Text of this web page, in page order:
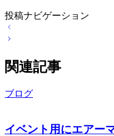
投稿ナビゲーション
関連記事
ブログ
イベント用にエアー